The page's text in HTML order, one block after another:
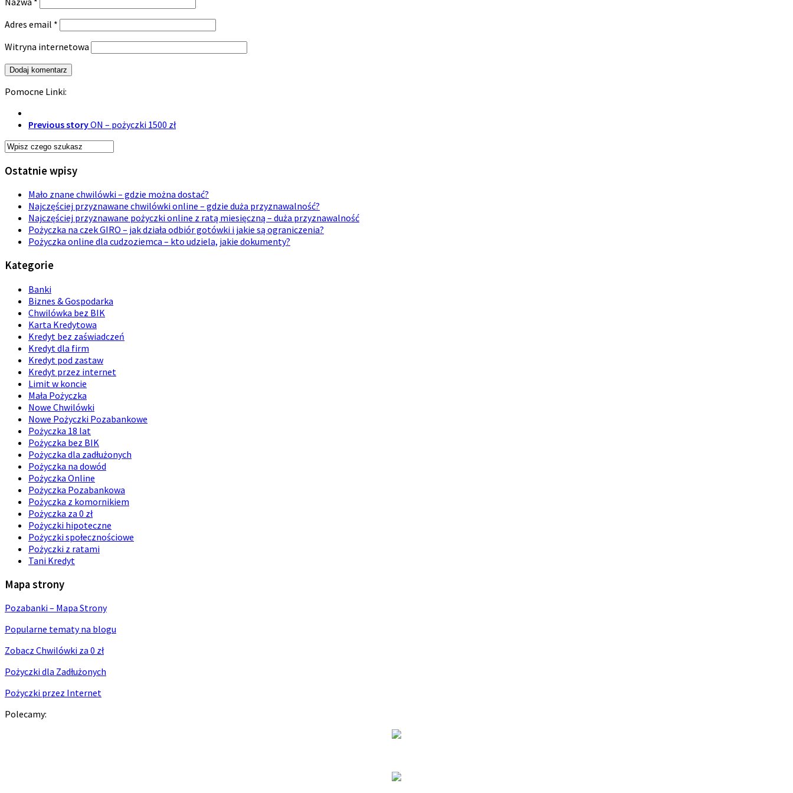
Adres email *
Witryna internetowa
Pomocne Linki:
Previous storyON – pożyczki 1500 zł
Ostatnie wpisy
Mało znane chwilówki – gdzie można dostać?
Najczęściej przyznawane chwilówki online – gdzie duża przyznawalność?
Najczęściej przyznawane pożyczki online z ratą miesięczną – duża przyznawalność
Pożyczka na czek GIRO – jak działa odbiór gotówki i jakie są ograniczenia?
Pożyczka online dla cudzoziemca – kto udziela, jakie dokumenty?
Kategorie
Banki
Biznes & Gospodarka
Chwilówka bez BIK
Karta Kredytowa
Kredyt bez zaświadczeń
Kredyt dla firm
Kredyt pod zastaw
Kredyt przez internet
Limit w koncie
Mała Pożyczka
Nowe Chwilówki
Nowe Pożyczki Pozabankowe
Pożyczka 18 lat
Pożyczka bez BIK
Pożyczka dla zadłużonych
Pożyczka na dowód
Pożyczka Online
Pożyczka Pozabankowa
Pożyczka z komornikiem
Pożyczka za 0 zł
Pożyczki hipoteczne
Pożyczki społecznościowe
Pożyczki z ratami
Tani Kredyt
Mapa strony
Pozabanki – Mapa Strony
Popularne tematy na blogu
Zobacz Chwilówki za 0 zł
Pożyczki dla Zadłużonych
Pożyczki przez Internet
Polecamy: